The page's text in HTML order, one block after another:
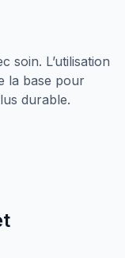
soin. L’utilisation
la base pour
durable.